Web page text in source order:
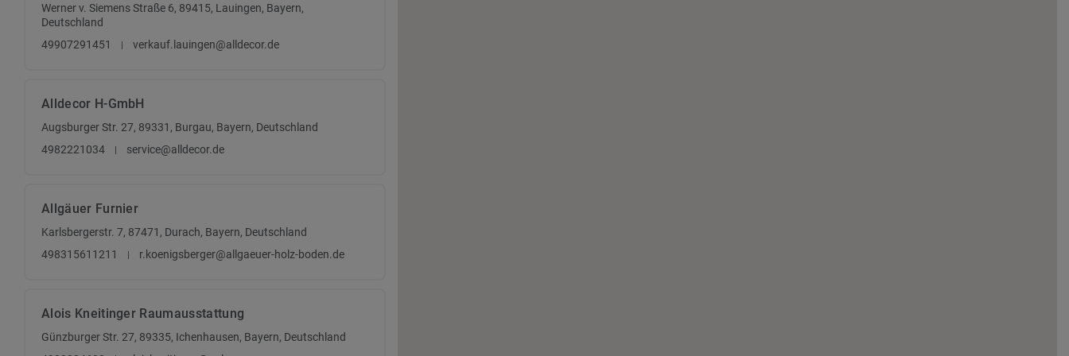
Werner v. Siemens Straße 6, 89415, Lauingen, Bayern,
Deutschland
49907291451
verkauf.lauingen@alldecor.de
Alldecor H-GmbH
Augsburger Str. 27, 89331, Burgau, Bayern, Deutschland
4982221034
service@alldecor.de
Allgäuer Furnier
Karlsbergerstr. 7, 87471, Durach, Bayern, Deutschland
498315611211
r.koenigsberger@allgaeuer-holz-boden.de
Alois Kneitinger Raumausstattung
Günzburger Str. 27, 89335, Ichenhausen, Bayern, Deutschland